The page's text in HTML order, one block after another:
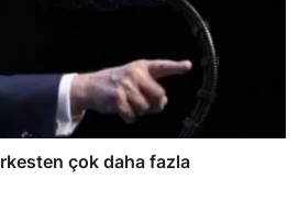
çok daha fazla